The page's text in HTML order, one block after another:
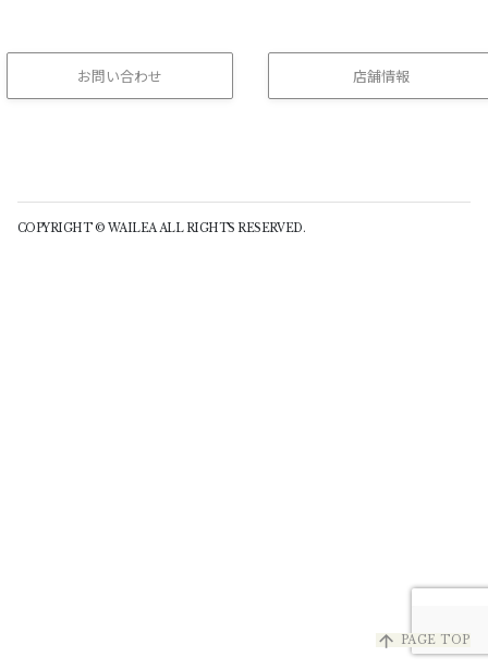
お問い合わせ 店舗情報
arrow_upward PAGE TOP
COPYRIGHT © WAILEA ALL RIGHTS RESERVED.